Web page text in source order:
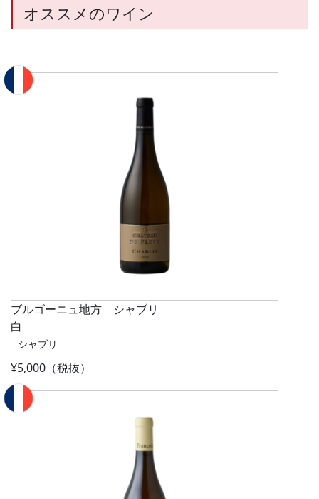
オススメのワイン
ブルゴーニュ地方 シャブリ
白
シャブリ
¥5,000（税抜）